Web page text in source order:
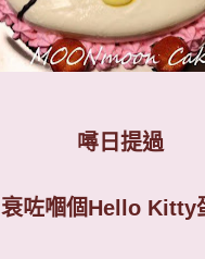
噚日提過
衰咗嗰個Hello Kitty